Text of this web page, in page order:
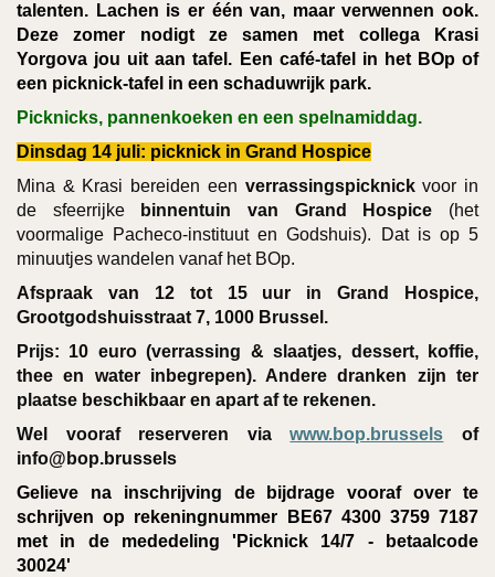
talenten. Lachen is er één van, maar verwennen ook.
Deze zomer nodigt ze samen met collega Krasi
Yorgova jou uit aan tafel. Een café-tafel in het BOp of
een picknick-tafel in een schaduwrijk park.
Picknicks, pannenkoeken en een spelnamiddag.
Dinsdag 14 juli: picknick in Grand Hospice
Mina & Krasi bereiden een verrassingspicknickvoor in
de sfeerrijke
binnentuin van Grand Hospice (het
voormalige Pacheco-instituut en Godshuis). Dat is op 5
minuutjes wandelen vanaf het BOp.
Afspraak van 12 tot 15 uur in Grand Hospice,
Grootgodshuisstraat 7, 1000 Brussel.
Prijs: 10 euro (verrassing & slaatjes, dessert, koffie,
thee en water inbegrepen). Andere dranken zijn ter
plaatse beschikbaar en apart af te rekenen.
Wel vooraf reserveren viawww.bop.brussels of
info@bop.brussels
Gelieve na inschrijving de bijdrage vooraf over te
schrijven op rekeningnummer BE67 4300 3759 7187
met in de mededeling 'Picknick 14/7 - betaalcode
30024'